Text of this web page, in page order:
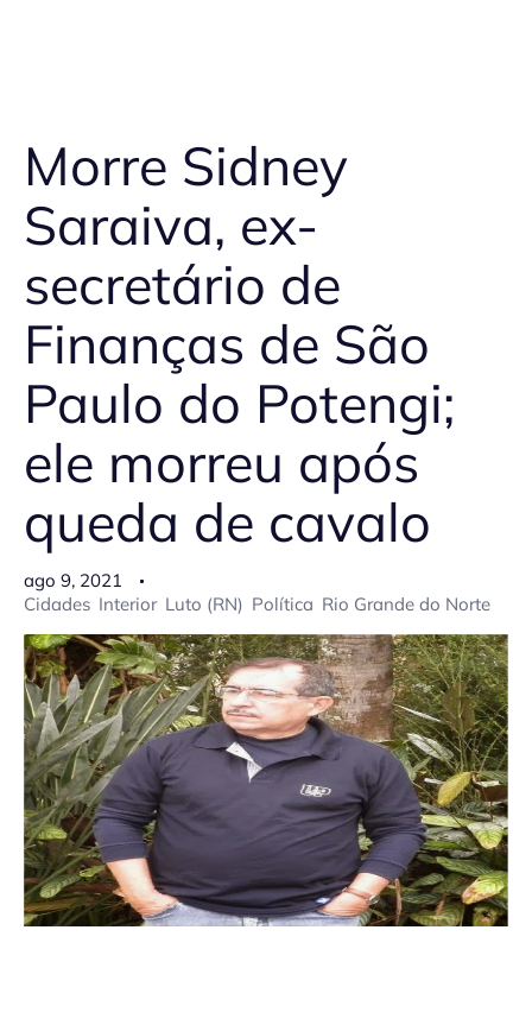
Morre Sidney
Saraiva, ex-
secretário de
Finanças de São
Paulo do Potengi;
ele morreu após
queda de cavalo
ago 9, 2021
Cidades Interior Luto (RN) Política Rio Grande do Norte